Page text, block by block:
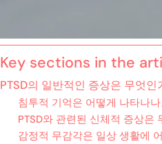
Key sections in the
PTSD의 일반적인 증상은 무엇인
침투적 기억은 어떻게 나타나
PTSD와 관련된 신체적 증상은
감정적 무감각은 일상 생활에